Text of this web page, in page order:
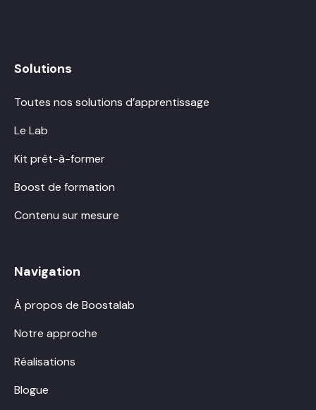
Solutions
Toutes nos solutions d’apprentissage
Le Lab
Kit prêt-à-former
Boost de formation
Contenu sur mesure
Navigation
À propos de Boostalab
Notre approche
Réalisations
Blogue